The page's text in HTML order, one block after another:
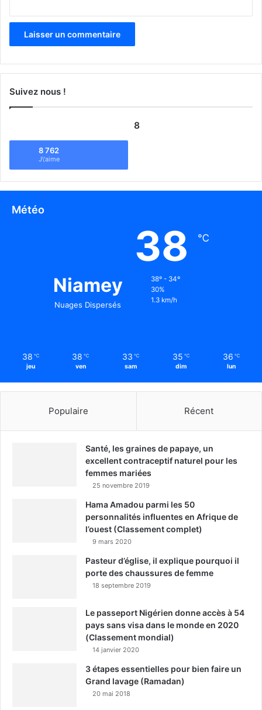
Suivez nous !
8
8 762
J\'aime
Météo
Niamey
Nuages Dispersés
38 ℃
38º - 34º
30%
1.3 km/h
38 ℃
jeu
38 ℃
ven
33 ℃
sam
35 ℃
dim
36 ℃
lun
Populaire Récent
Santé, les graines de papaye, un
excellent contraceptif naturel pour les
femmes mariées
25 novembre 2019
Hama Amadou parmi les 50
personnalités influentes en Afrique de
l’ouest (Classement complet)
9 mars 2020
Pasteur d’église, il explique pourquoi il
porte des chaussures de femme
18 septembre 2019
Le passeport Nigérien donne accès à 54
pays sans visa dans le monde en 2020
(Classement mondial)
14 janvier 2020
3 étapes essentielles pour bien faire un
Grand lavage (Ramadan)
20 mai 2018